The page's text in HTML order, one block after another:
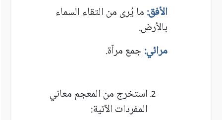
الأفق:ما يُرى من التقاء السماء
بالأرض.
مرائي:جمع مرآة.
استخرج من المعجم معاني
المفردات الآتية: